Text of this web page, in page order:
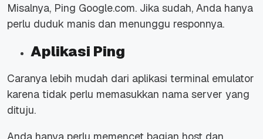
Misalnya, Ping Google.com. Jika sudah, Anda hanya
perlu duduk manis dan menunggu responnya.
Aplikasi Ping
Caranya lebih mudah dari aplikasi terminal emulator
karena tidak perlu memasukkan nama server yang
dituju.